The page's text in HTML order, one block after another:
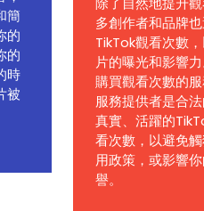
簡
的
的
時
被
多創作者和品牌
TikTok觀看次數
片的曝光和影響
購買觀看次數的
服務提供者是合
真實、活躍的
看次數，以避免
用政策，或影響
譽。